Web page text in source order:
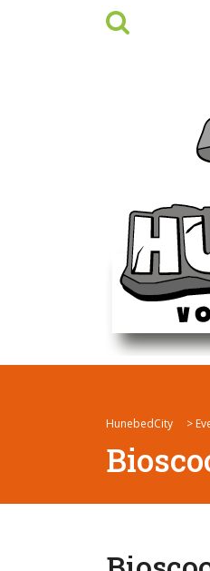
HunebedCity >